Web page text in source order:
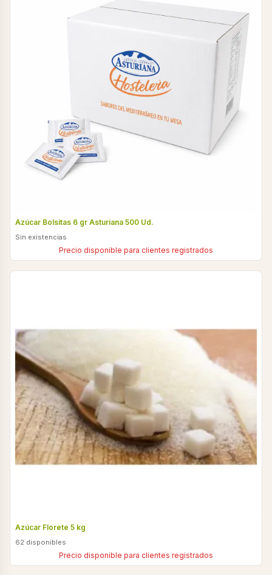
Azúcar Bolsitas 6 gr Asturiana 500 Ud.
Sin existencias
Precio disponible para clientes registrados
Azúcar Florete 5 kg
62 disponibles
Precio disponible para clientes registrados